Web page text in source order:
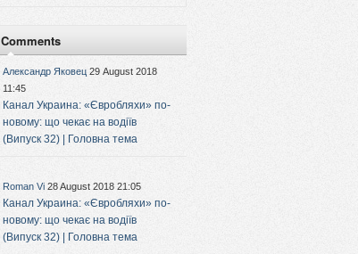
Comments
Александр Яковец 29 August 2018
11:45
Канал Украина: «Євробляхи» по-
новому: що чекає на водіїв
(Випуск 32) | Головна тема
Roman Vi 28 August 2018 21:05
Канал Украина: «Євробляхи» по-
новому: що чекає на водіїв
(Випуск 32) | Головна тема